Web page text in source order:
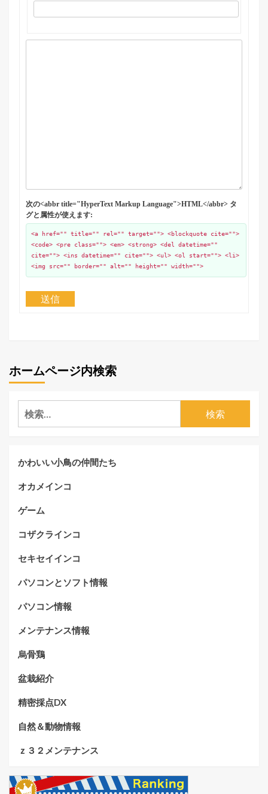
次の<abbr title="HyperText Markup Language">HTML</abbr> タ
グと属性が使えます:
<a href="" title="" rel="" target=""> <blockquote cite="">
<code> <pre class=""> <em> <strong> <del datetime=""
cite=""> <ins datetime="" cite=""> <ul> <ol start=""> <li>
<img src="" border="" alt="" height="" width="">
送信
ホームページ内検索
検
索:
かわいい小鳥の仲間たち
オカメインコ
ゲーム
コザクラインコ
セキセイインコ
パソコンとソフト情報
パソコン情報
メンテナンス情報
烏骨鶏
盆栽紹介
精密採点DX
自然＆動物情報
ｚ３２メンテナンス